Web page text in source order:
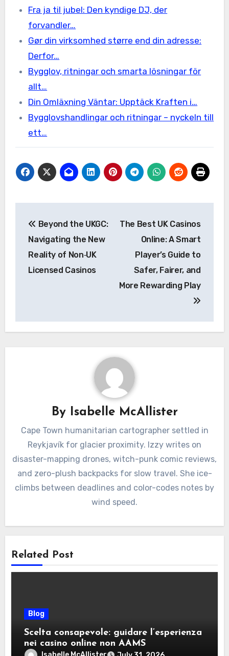
Fra ja til jubel: Den kyndige DJ, der
forvandler…
Gør din virksomhed større end din adresse:
Derfor…
Bygglov, ritningar och smarta lösningar för
allt…
Din Omläxning Väntar: Upptäck Kraften i…
Bygglovshandlingar och ritningar – nyckeln till
ett…
navigation
Beyond the UKGC:
Navigating the New
Reality of Non‑UK
Licensed Casinos
The Best UK Casinos
Online: A Smart
Player’s Guide to
Safer, Fairer, and
More Rewarding Play
By Isabelle McAllister
Cape Town humanitarian cartographer settled in
Reykjavík for glacier proximity. Izzy writes on
disaster-mapping drones, witch-punk comic reviews,
and zero-plush backpacks for slow travel. She ice-
climbs between deadlines and color-codes notes by
wind speed.
Related Post
Blog
Scelta consapevole: guidare l’esperienza
nei casino online non AAMS